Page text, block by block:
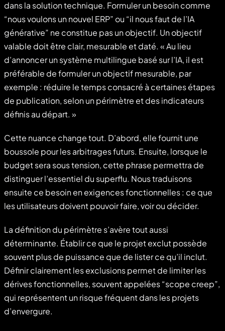
dans la solution technique. Formuler un besoin comme
“nous voulons un nouvel ERP” ou “il nous faut de l’IA
générative” ne constitue pas un objectif. Un objectif
valable doit être clair, mesurable et daté. « Au lieu
d’annoncer un système multilingue basé sur l’IA, il est
préférable de formuler un objectif mesurable, par
exemple : réduire le temps consacré à certaines étapes
de publication, selon un périmètre et des indicateurs
définis au départ. »
Cette nuance change tout. D’abord, elle fournit une
boussole pour les arbitrages futurs. Ensuite, lorsque le
budget sera sous tension, cette phrase permettra de
distinguer l’essentiel du superflu. Nous traduisons
ensuite ce besoin en exigences fonctionnelles : ce que
les utilisateurs doivent pouvoir faire, voir ou décider.
La définition du périmètre s’avère tout aussi
déterminante. Établir ce que le projet exclut possède
souvent plus de puissance que de lister ce qu’il inclut.
Définir clairement les exclusions permet de limiter les
dérives fonctionnelles, souvent appelées “scope creep”,
qui représentent un risque fréquent dans les projets
d’envergure.